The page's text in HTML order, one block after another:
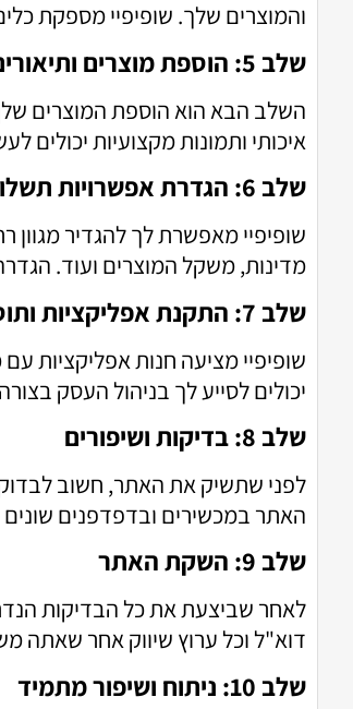
והמוצרים שלך. שופיפיי מספקת
שלב 5: הוספת מוצרים ותיאורים
השלב הבא הוא הוספת המוצרים שלך
איכותי ותמונות מקצועיות
שלב 6: הגדרת אפשרויות תשלום ומשלוח
מדינות, משקל המוצרים ועוד.
שלב 7: התקנת אפליקציות ותוספים
יכולים לסייע לך בניהול העסק
שלב 8: בדיקות ושיפורים
לפני שתשיק את האתר, חשוב לבדוק
האתר במכשירים ובדפדפנים
שלב 9: השקת האתר
לאחר שביצעת את כל הבדיקות
דוא"ל וכל ערוץ שיווק אחר שאתה
שלב 10: ניתוח ושיפור מתמיד